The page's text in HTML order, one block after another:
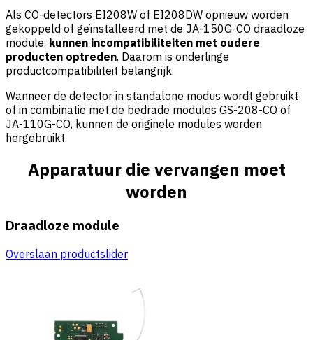
Als CO-detectors EI208W of EI208DW opnieuw worden
gekoppeld of geïnstalleerd met de JA-150G-CO draadloze
module, kunnen incompatibiliteiten met oudere
producten optreden. Daarom is onderlinge
productcompatibiliteit belangrijk.
Wanneer de detector in standalone modus wordt gebruikt
of in combinatie met de bedrade modules GS-208-CO of
JA-110G-CO, kunnen de originele modules worden
hergebruikt.
Apparatuur die vervangen moet
worden
Draadloze module
Overslaan productslider